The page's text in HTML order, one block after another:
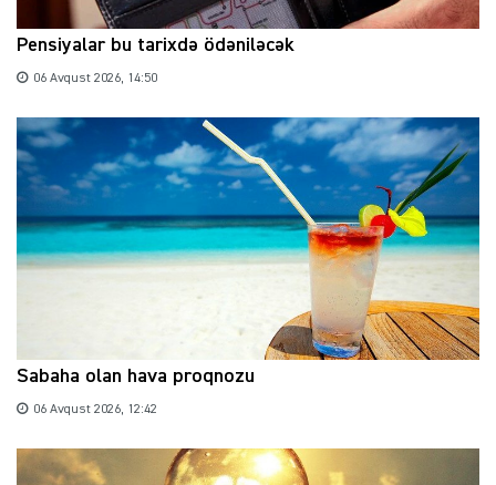
Pensiyalar bu tarixdə ödəniləcək
06 Avqust 2026, 14:50
Sabaha olan hava proqnozu
06 Avqust 2026, 12:42